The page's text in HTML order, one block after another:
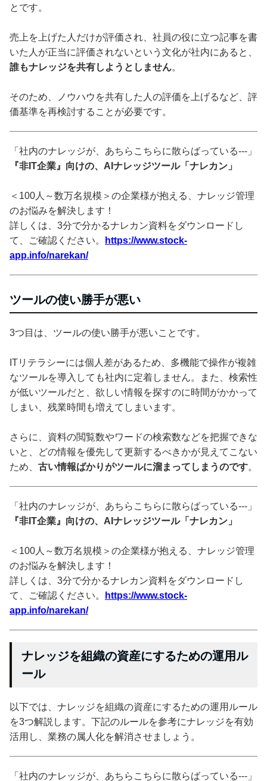
とです。
売上を上げた人だけが評価され、社員の役に立つ記事を書
いた人が正当に評価されないという文化が社内にあると、
誰もナレッジを共有しようとしません。
そのため、ノウハウを共有した人の評価を上げるなど、評
価基準を再検討することが必要です。
「社内のナレッジが、あちらこちらに散らばっている---」
『非IT企業』向けの、AIナレッジツール「ナレカン」
＜100人～数万名規模＞の企業様が抱える、ナレッジ管理
のお悩みを解決します！
詳しくは、3分で分かるナレカン資料をダウンロードし
て、ご確認ください。
https://www.stock-
app.info/narekan/
ツールの使い勝手が悪い
3つ目は、ツールの使い勝手が悪いことです。
ITリテラシーには個人差があるため、多機能で操作が複雑
なツールを導入しても社内に定着しません。また、検索性
が低いツールだと、欲しい情報を探すのに時間がかかって
しまい、残業時間も増えてしまいます。
さらに、資料の閲覧数やワードの検索数などを把握できな
いと、どの情報を優先して更新するべきかが見えてこない
ため、 古い情報ばかりがツールに溜まってしまうのです。
「社内のナレッジが、あちらこちらに散らばっている---」
『非IT企業』向けの、AIナレッジツール「ナレカン」
＜100人～数万名規模＞の企業様が抱える、ナレッジ管理
のお悩みを解決します！
詳しくは、3分で分かるナレカン資料をダウンロードし
て、ご確認ください。
https://www.stock-
app.info/narekan/
ナレッジを組織の資産にするための運用ル
ール
以下では、ナレッジを組織の資産にするための運用ルール
を3つ解説します。下記のルールを参考にナレッジを有効
活用し、業務の属人化を解消させましょう。
「社内のナレッジが、あちらこちらに散らばっている---」